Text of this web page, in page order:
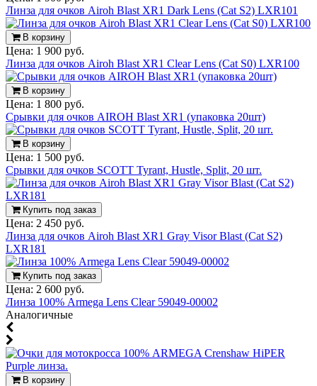
Линза для очков Airoh Blast XR1 Dark Lens (Cat S2) LXR101
В корзину
Цена: 1 900 руб.
Линза для очков Airoh Blast XR1 Clear Lens (Cat S0) LXR100
В корзину
Цена: 1 800 руб.
Срывки для очков AIROH Blast XR1 (упаковка 20шт)
В корзину
Цена: 1 500 руб.
Срывки для очков SCOTT Tyrant, Hustle, Split, 20 шт.
Купить под заказ
Цена: 2 450 руб.
Линза для очков Airoh Blast XR1 Gray Visor Blast (Cat S2)
LXR181
Купить под заказ
Цена: 2 600 руб.
Линза 100% Armega Lens Clear 59049-00002
Аналогичные
В корзину